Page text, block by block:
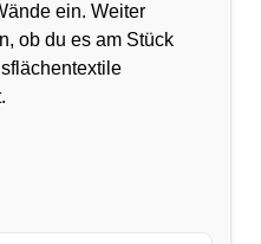
ein. Weiter
ob du es am Stück